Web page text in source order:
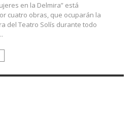
en la Delmira” está
cuatro obras, que ocuparán la
del Teatro Solís durante todo